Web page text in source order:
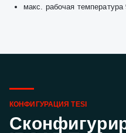
макс. рабочая температура
КОНФИГУРАЦИЯ TESI